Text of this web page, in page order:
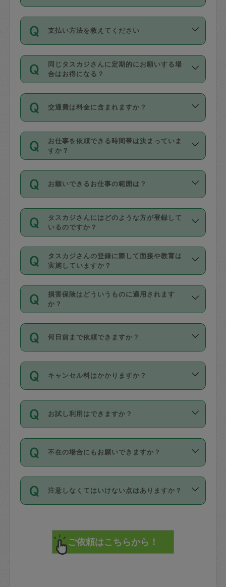
利用ください。機能をご利用いただくに
の上事前申請することが必要です。な
お、3時間を下回っても、値引き等はござ
いません。
11種類の価格帯の中からタスカジさん自
身が価格を選んで設定しています。
タスカジさんの価格設定には最初は制限
があり、レビュー件数、レビューの平均
値、などで除々に設定可能な最高額が上
がっていく仕組みになっています。
支払い方法を教えてください
お支払方法はクレジットカード（Visa／
Master／JCB／AMERICAN EXPRESS／
Diners Club）のみとなります。
を行う際にご入力ください。プロフィー
ル登録時にはご入力いただかなくても大
丈夫です。
デビットカード・プリペイドカード（Vプ
リカ、au WALLETなど）は支払にはご利
銀行振込や現金払いも対応していませ
なお、タスカジさんの交通費も、依頼料
金のご請求と合わせてお支払いとなりま
動計算で表示されます。
同じタスカジさんに定期的にお願いする場
合はお得になる？
依頼には「スポット」と「定期（毎週｜
隔週）」があり、「定期」の依頼は「ス
ポット」よりお得な料金でご利用できま
す。
定期の最低利用回数は設けていない代わ
りに、一定数を超えたキャンセルは有償
（例：毎週定期の場合は３回以上のキャ
ンセルが有償（1200円、隔週定期の場合
は２回以上のキャンセルが有償（1200
交通費は料金に含まれますか？
交通費は依頼料金とは別途発生し、依頼
料金のご請求と合わせてお支払いとなり
ます。交通費の金額は「依頼の詳細」に
お仕事を依頼できる時間帯は決まっていま
すか？
時間帯は3種類あります。いずれも１回あ
たり３時間です。
・ＡＭ ９時～１２時
・ＰＭ １３時～１６時
・夜 １８時～２１時
開始時間を２時間前後変更することが可
能です。依頼送信後、個別にタスカジさ
んにメッセージを送り調整してくださ
い。ただし、２時間を越えての調整はで
時間も被らない場合、損害保険の対象外
お願いできるお仕事の範囲は？
掃除、整理収納、洗濯、買い物、料理、
作り置きです。タスカジさんによってで
きる仕事の範囲が異なりますので、依頼
する前にタスカジさんのプロフィールで
確認してください。
基本的に、高所での作業や危険作業、屋
外での作業は対象外です。
タスカジさんにはどのような方が登録して
いるのですか？
主婦として長年の家事経験をお持ちの
方、栄養士・調理師といった資格者で保
育園や学校の給食やレストランで料理関
係の専門職に従事されていた方、日本で
すでにハウスキーパーや英語の先生とし
てお仕事をしているフィリピン出身の
社員など様々なバックグラウンドの方が
登録しています。
日本語も話せる方など様々です。
ールに記載していますので、各自の得意
を依頼してください。
タスカジさんの登録に際して面接や教育は
実施していますか？
応募の際に、各自事務局との面接と説明
を行っています。その後、身分証明書の
写真提出をしていただいています。外国
確認しています。タスカジさんトレーニ
ング動画を使ったセルフトレーニングの
現場トライアルを受け、合格したタスカ
ジさんが活動されています。
※テストセンターの講評は１件目のレビュ
参考
【詳細】タスカジさんの登録に際
損害保険はどういうものに適用されます
か？
依頼者とタスカジさんとの間でタスカジ
を通して成立した作業時間内での作業に
適用されます。作業範囲は、掃除、洗
です。作業中に物を壊したり、人にけが
をさせたりした場合が対象で、補償金額
す。
写真を撮り、
詳細FAQ：
損害賠償保険について教えて
何日前まで依頼できますか？
ご依頼は、現在を起点に3日後（72時間
以降）の日時から受付可能となっていま
す。
タスカジさんへ「募集」をかけることが
可能です。
キャンセル料はかかりますか？
キャンセル料には、以下の2種類がありま
す。
1. 直前キャンセル（定期、スポット契約
共通）
72時間を超える※と、以下のキャンセル
料が発生します。
直前キャンセル料：
72時間前〜24時間前＝依頼料金の50%
お試し利用はできますか？
「お試し利用」というメニューはありま
せんが、「一回のみ」依頼を活用するこ
とによって、気に入ったタスカジさんを
まず、条件の合う気になるタスカジさ
みてください。
その後、一番気に入ったタスカジさんに
不在の場合にもお願いできますか？
不在の場合の作業はタスカジさんの同意
が必要です。数回の依頼ののち、タスカ
ジさんと依頼者の間で十分な信頼関係が
てください。
不在時に部屋に入るためにタスカジさん
注意しなくてはいけない点はありますか？
で、必ず鍵のかかるロッカーや金庫に入
れて依頼者の責任の元管理するよう心掛
けてください。